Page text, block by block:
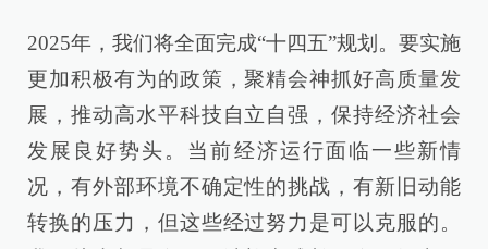
2025年，我们将全面完成“十四五”规划。要实施
更加积极有为的政策，聚精会神抓好高质量发
展，推动高水平科技自立自强，保持经济社会
发展良好势头。当前经济运行面临一些新情
况，有外部环境不确定性的挑战，有新旧动能
转换的压力，但这些经过努力是可以克服的。